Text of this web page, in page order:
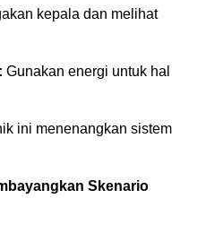
kepala dan melihat
Gunakan energi untuk hal
ini menenangkan sistem
Skenario